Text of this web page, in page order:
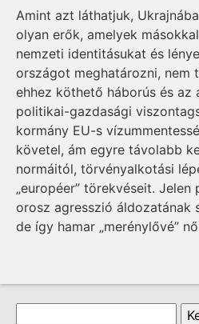
Amint azt láthatjuk,
olyan erők, amelyek
nemzeti identitásukat és
országot meghatározni, nem
ehhez köthető háborús és
politikai-gazdasági
kormány EU-s
követel, ám egyre távolabb
normáitól, törvényalkotási
„européer” törekvéseit. Jelen
orosz agresszió áldozatának
de így hamar „merénylővé”
Keresés űrlap